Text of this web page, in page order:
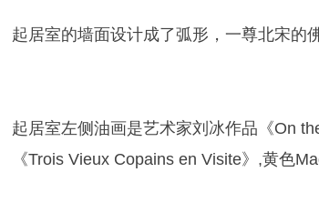
起居室的墙面设计成了弧形，一尊北宋的
起居室左侧油画是艺术家刘冰作品《On
《Trois Vieux Copains en Visite》,黄色